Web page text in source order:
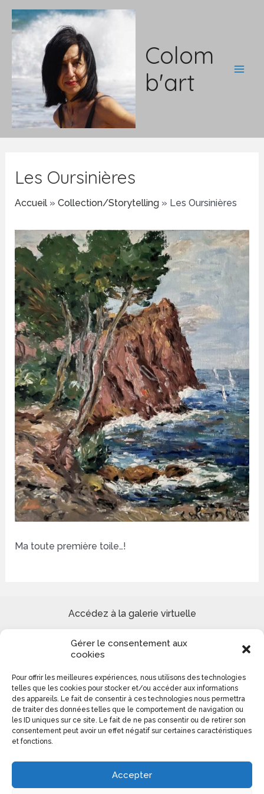
Gérer le consentement aux
cookies
Pour offrir les meilleures expériences, nous utilisons des technologies
telles que les cookies pour stocker et/ou accéder aux informations
des appareils. Le fait de consentir à ces technologies nous permettra
de traiter des données telles que le comportement de navigation ou
les ID uniques sur ce site. Le fait de ne pas consentir ou de retirer son
consentement peut avoir un effet négatif sur certaines caractéristiques
et fonctions.
Accepter
contenu
Colom
b'art
Les Oursinières
Accueil» Collection/Storytelling» Les Oursinières
Ma toute première toile…!
Accédez à la galerie virtuelle
Site de peinture Reproduction tableaux de Maîtres et
Création paysages urbains et marins
Colomba Ducrot 0613140276